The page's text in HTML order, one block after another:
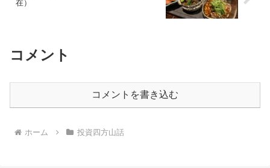
在）
コメント
コメントを書き込む
ホーム 投資四方山話